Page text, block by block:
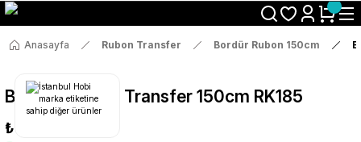
Size Özel "HG10" Koduyla Sepette Hemen %10 İndirimi Kaçırma
Anasayfa Rubon Transfer Bordür Rubon 150cm
Bordür Rub On Transfer 150cm RK185
₺69